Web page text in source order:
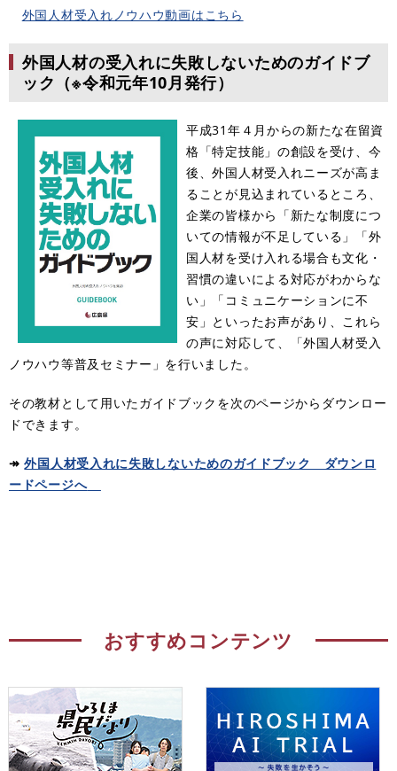
外国人材受入れノウハウ動画はこちら
外国人材の受入れに失敗しないためのガイドブ
ック（※令和元年10月発行）
平成31年４月からの新たな在留資
格「特定技能」の創設を受け、今
後、外国人材受入れニーズが高ま
ることが見込まれているところ、
企業の皆様から「新たな制度につ
いての情報が不足している」「外
国人材を受け入れる場合も文化・
習慣の違いによる対応がわからな
い」「コミュニケーションに不
安」といったお声があり、これら
の声に対応して、「外国人材受入
ノウハウ等普及セミナー」を行いました。
その教材として用いたガイドブックを次のページからダウンロー
ドできます。
↠外国人材受入れに失敗しないためのガイドブック ダウンロ
ードページへ
おすすめコンテンツ